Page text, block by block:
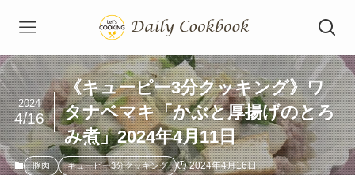
《キューピー3分クッキング》ワ
タナベマキ「かぶと厚揚げのとろ
み煮」2024年4月11日
2024
4/16
豚肉 キューピー3分クッキング 2024年4月16日